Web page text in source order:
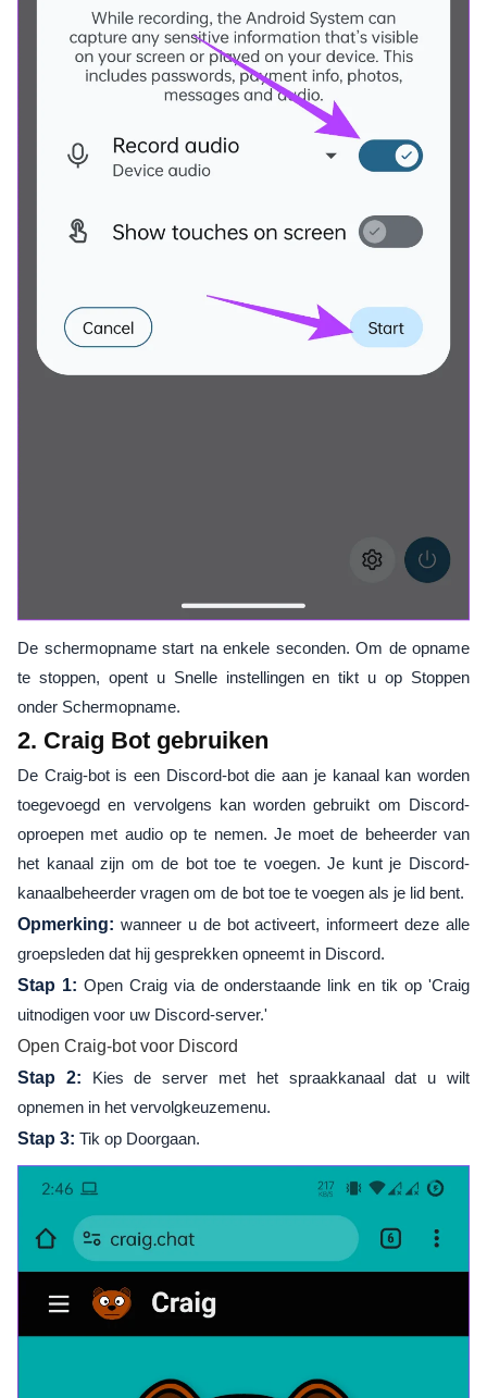
De schermopname start na enkele seconden. Om de opname
te stoppen, opent u Snelle instellingen en tikt u op Stoppen
onder Schermopname.
2. Craig Bot gebruiken
De Craig-bot is een Discord-bot die aan je kanaal kan worden
toegevoegd en vervolgens kan worden gebruikt om Discord-
oproepen met audio op te nemen. Je moet de beheerder van
het kanaal zijn om de bot toe te voegen. Je kunt je Discord-
kanaalbeheerder vragen om de bot toe te voegen als je lid bent.
Opmerking: wanneer u de bot activeert, informeert deze alle
groepsleden dat hij gesprekken opneemt in Discord.
Stap 1: Open Craig via de onderstaande link en tik op 'Craig
uitnodigen voor uw Discord-server.'
Open Craig-bot voor Discord
Stap 2: Kies de server met het spraakkanaal dat u wilt
opnemen in het vervolgkeuzemenu.
Stap 3: Tik op Doorgaan.